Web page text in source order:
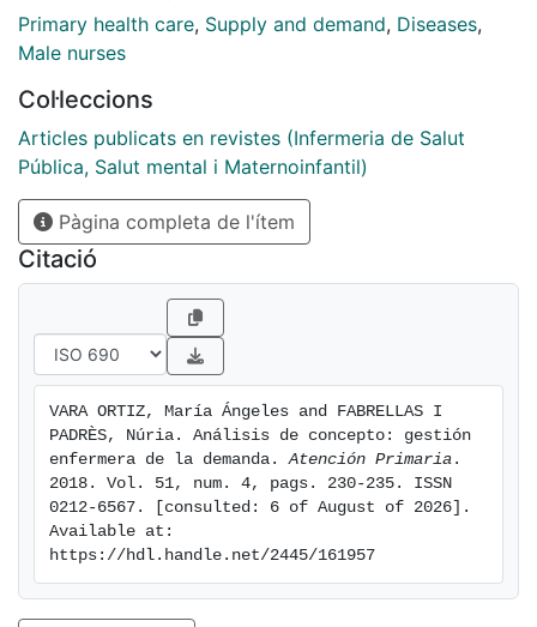
de su ámbito competencial, puede ser autónoma en la
atención al paciente y en la resolución de problemas
Atención Primaria, tanto el médico como la enfermera
son los profesionales que darán continuidad en el
proceso salud-enfermedad del usuario a lo largo de su
vida. Este artículo ha sido escrito según la
metodología descrita por Wilson.
Primary health care, Supply and demand, Diseases,
Male nurses
Col·leccions
Articles publicats en revistes (Infermeria de Salut
Pública, Salut mental i Maternoinfantil)
Pàgina completa de l'ítem
Citació
VARA ORTIZ, María Ángeles and FABRELLAS I
PADRÈS, Núria. Análisis de concepto: gestión
enfermera de la demanda. Atención Primaria .
2018. Vol. 51, num. 4, pags. 230-235. ISSN
0212-6567. [consulted: 6 of August of 2026].
Available at:
https://hdl.handle.net/2445/161957